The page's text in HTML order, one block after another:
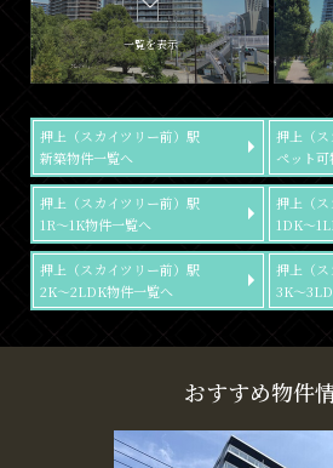
一覧を表示
押上（スカイツリー前）駅
新築物件一覧へ
押上（
ペット
押上（スカイツリー前）駅
1R～1K物件一覧へ
押上（
1DK～
押上（スカイツリー前）駅
2K～2LDK物件一覧へ
押上（
3K～
おすすめ物件